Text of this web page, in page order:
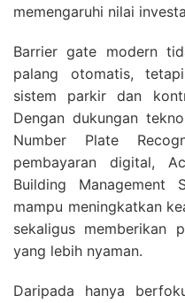
memengaruhi nilai
Barrier gate modern
palang otomatis,
sistem parkir dan
Dengan dukungan
Number Plate
pembayaran digital,
Building Management
mampu meningkatkan
sekaligus memberikan
yang lebih nyaman.
Daripada hanya